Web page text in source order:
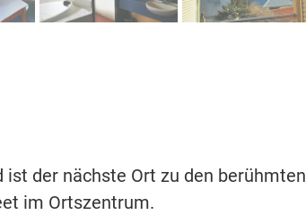
ist der nächste Ort zu den berühmten
im Ortszentrum.